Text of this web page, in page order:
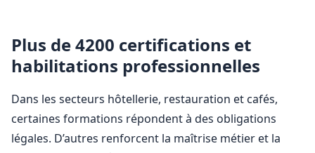
Plus de 4200 certifications et
habilitations professionnelles
Dans les secteurs hôtellerie, restauration et cafés,
certaines formations répondent à des obligations
légales. D’autres renforcent la maîtrise métier et la